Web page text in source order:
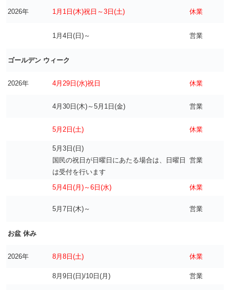
2026年 1月1日(木)祝日～3日(土) 休業
1月4日(日)～ 営業
ゴールデン ウィーク
2026年 4月29日(水)祝日 休業
4月30日(木)～5月1日(金) 営業
5月2日(土) 休業
5月3日(日)
国民の祝日が日曜日にあたる場合は、日曜日
は受付を行います
営業
5月4日(月)～6日(水) 休業
5月7日(木)～ 営業
お盆 休み
2026年 8月8日(土) 休業
8月9日(日)/10日(月) 営業